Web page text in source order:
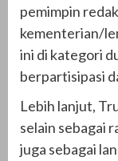
pemimpin
kementerian/
ini di kategori
berpartisipasi
Lebih lanjut,
selain sebagai
juga sebagai